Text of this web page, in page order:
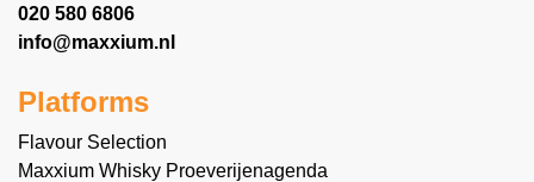
020 580 6806
info@maxxium.nl
Platforms
Flavour Selection
Maxxium Whisky Proeverijenagenda